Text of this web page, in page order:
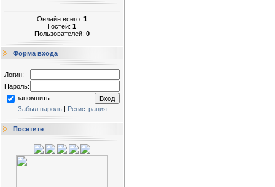
Онлайн всего: 1
Гостей: 1
Пользователей: 0
Форма входа
Логин:
Пароль:
запомнить
Забыл пароль| Регистрация
Посетите